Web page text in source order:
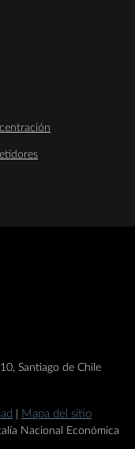
Santiago de Chile
Mapa del sitio
Nacional Económica